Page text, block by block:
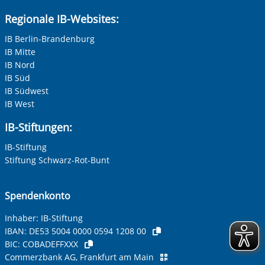
Regionale IB-Websites:
IB Berlin-Brandenburg
IB Mitte
IB Nord
IB Süd
IB Südwest
IB West
IB-Stiftungen:
IB-Stiftung
Stiftung Schwarz-Rot-Bunt
Spendenkonto
Inhaber: IB-Stiftung
IBAN: DE53 5004 0000 0594 1208 00
BIC: COBADEFFXXX
Commerzbank AG, Frankfurt am Main